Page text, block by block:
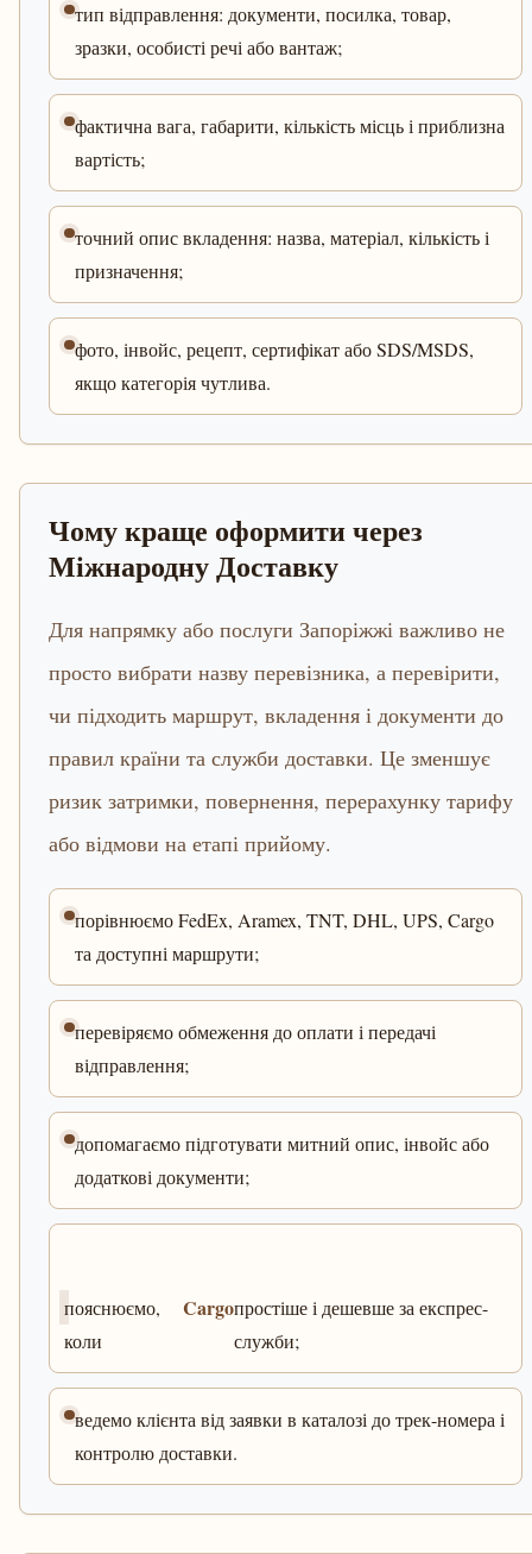
тип відправлення: документи, посилка, товар,
зразки, особисті речі або вантаж;
фактична вага, габарити, кількість місць і приблизна
вартість;
точний опис вкладення: назва, матеріал, кількість і
призначення;
фото, інвойс, рецепт, сертифікат або SDS/MSDS,
якщо категорія чутлива.
Чому краще оформити через
Міжнародну Доставку
Для напрямку або послуги Запоріжжі важливо не
просто вибрати назву перевізника, а перевірити,
чи підходить маршрут, вкладення і документи до
правил країни та служби доставки. Це зменшує
ризик затримки, повернення, перерахунку тарифу
або відмови на етапі прийому.
порівнюємо FedEx, Aramex, TNT, DHL, UPS, Cargo
та доступні маршрути;
перевіряємо обмеження до оплати і передачі
відправлення;
допомагаємо підготувати митний опис, інвойс або
додаткові документи;
пояснюємо,
коли
Cargoпростіше і дешевше за експрес-
служби;
ведемо клієнта від заявки в каталозі до трек-номера і
контролю доставки.